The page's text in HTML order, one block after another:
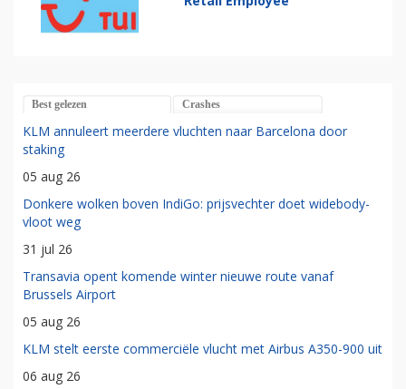
Best gelezen Crashes
KLM annuleert meerdere vluchten naar Barcelona door
staking
05 aug 26
Donkere wolken boven IndiGo: prijsvechter doet widebody-
vloot weg
31 jul 26
Transavia opent komende winter nieuwe route vanaf
Brussels Airport
05 aug 26
KLM stelt eerste commerciële vlucht met Airbus A350-900 uit
06 aug 26